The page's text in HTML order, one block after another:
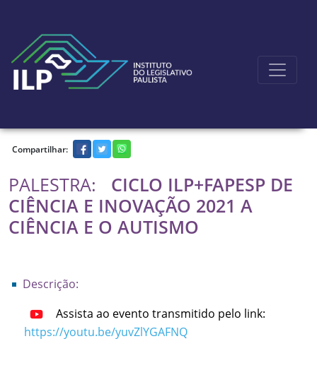
Compartilhar:
PALESTRA: CICLO ILP+FAPESP DE
CIÊNCIA E INOVAÇÃO 2021 A
CIÊNCIA E O AUTISMO
Descrição:
Assista ao evento transmitido pelo link:
https://youtu.be/yuvZlYGAFNQ